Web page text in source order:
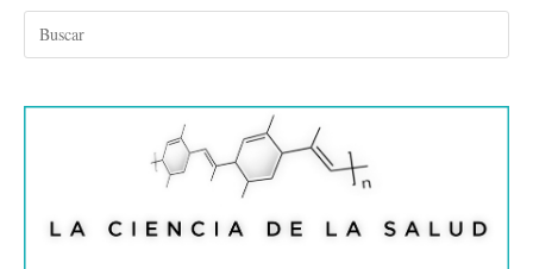
bo
ok
tte
r
ed
In
ailm
pa
r